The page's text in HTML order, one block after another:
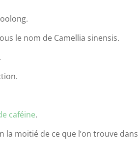
le nom de Camellia sinensis.
.
caféine.
moitié de ce que l’on trouve